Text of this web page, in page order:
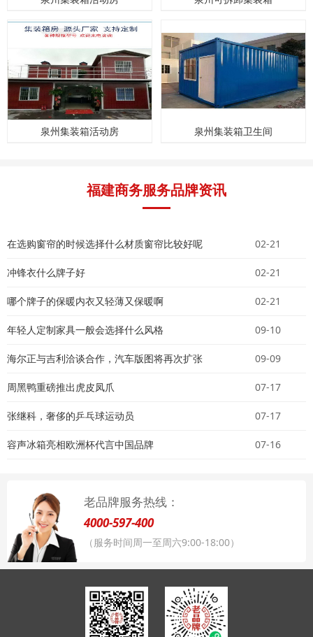
泉州集装箱活动房 泉州集装箱卫生间
福建商务服务品牌资讯
在选购窗帘的时候选择什么材质窗帘比较好呢 02-21
冲锋衣什么牌子好 02-21
哪个牌子的保暖内衣又轻薄又保暖啊 02-21
年轻人定制家具一般会选择什么风格 09-10
海尔正与吉利洽谈合作，汽车版图将再次扩张 09-09
周黑鸭重磅推出虎皮凤爪 07-17
张继科，奢侈的乒乓球运动员 07-17
容声冰箱亮相欧洲杯代言中国品牌 07-16
老品牌服务热线：
4000-597-400
（服务时间周一至周六9:00-18:00）